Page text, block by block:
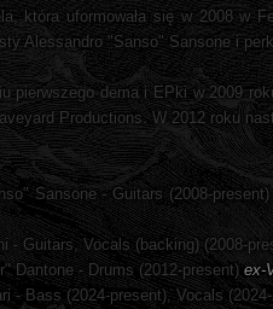
która uformowała się w 2008 w
Alessandro "Sanso" Sansone i
pierwszego dema i EPki w 2009
Productions. W 2012 roku
Sansone - Guitars (2008-
- Guitars, Vocals (backing) (2008-
Dantone - Drums (2012-present) ex-
- Bass (2024-present), Vocals